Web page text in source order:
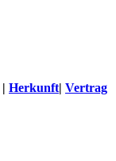
| Herkunft| Vertrag